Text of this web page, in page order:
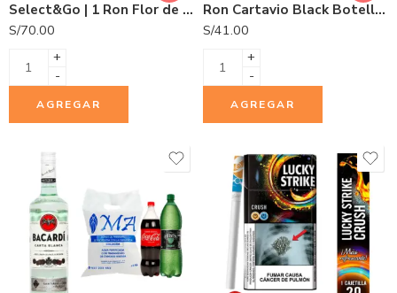
Select&Go | 1 Ron Flor de Caña 5 años 750ml + 2 Gaseosas Coca Cola 1.5L + 1 Hielo COLDGEM 3.0Kg.
S/70.00
+
-
AGREGAR
Ron Cartavio Black Botella 1L
S/41.00
+
-
AGREGAR